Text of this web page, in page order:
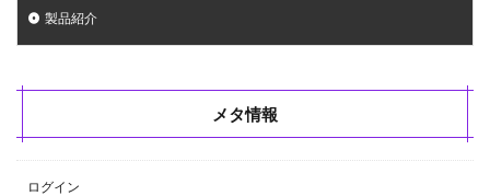
製品紹介
メタ情報
ログイン